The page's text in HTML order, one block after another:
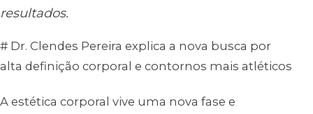
resultados.
# Dr. Clendes Pereira explica a nova busca por
alta definição corporal e contornos mais atléticos
A estética corporal vive uma nova fase e